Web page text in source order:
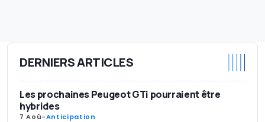
DERNIERS ARTICLES
Les prochaines Peugeot GTi pourraient être
hybrides
7 Aoû-Anticipation